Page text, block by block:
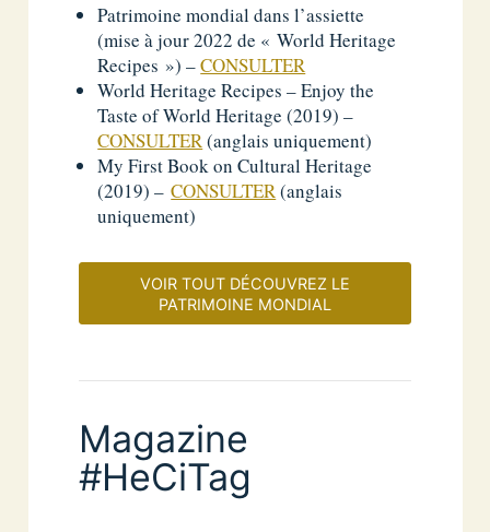
Patrimoine mondial dans l’assiette
(mise à jour 2022 de « World Heritage
Recipes ») –CONSULTER
World Heritage Recipes – Enjoy the
Taste of World Heritage (2019) –
CONSULTER(anglais uniquement)
My First Book on Cultural Heritage
(2019) –CONSULTER(anglais
uniquement)
VOIR TOUT DÉCOUVREZ LE
PATRIMOINE MONDIAL
Magazine
#HeCiTag